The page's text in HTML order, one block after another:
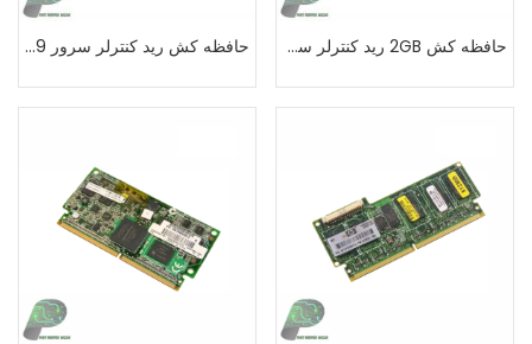
حافظه کش 2GB رید کنترلر سرورG8 اچ پی حافظه کش رید کنترلر سرور G9 اچ پی 4GB FBWC P840